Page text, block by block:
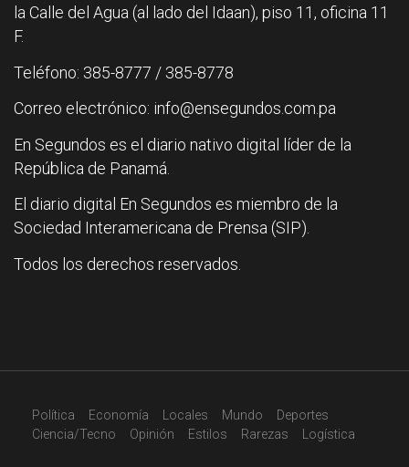
la Calle del Agua (al lado del Idaan), piso 11, oficina 11
F.
Teléfono: 385-8777 / 385-8778
Correo electrónico: info@ensegundos.com.pa
En Segundos es el diario nativo digital líder de la
República de Panamá.
El diario digital En Segundos es miembro de la
Sociedad Interamericana de Prensa (SIP).
Todos los derechos reservados.
Política Economía Locales Mundo
Deportes
Ciencia/Tecno
Opinión Estilos Rarezas Logística